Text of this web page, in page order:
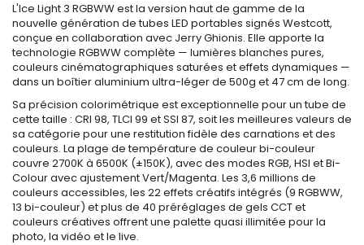
L'Ice Light 3 RGBWW est la version haut de gamme de la
nouvelle génération de tubes LED portables signés Westcott,
conçue en collaboration avec Jerry Ghionis. Elle apporte la
technologie RGBWW complète — lumières blanches pures,
couleurs cinématographiques saturées et effets dynamiques —
dans un boîtier aluminium ultra-léger de 500g et 47 cm de long.
Sa précision colorimétrique est exceptionnelle pour un tube de
cette taille : CRI 98, TLCI 99 et SSI 87, soit les meilleures valeurs de
sa catégorie pour une restitution fidèle des carnations et des
couleurs. La plage de température de couleur bi-couleur
couvre 2700K à 6500K (±150K), avec des modes RGB, HSI et Bi-
Colour avec ajustement Vert/Magenta. Les 3,6 millions de
couleurs accessibles, les 22 effets créatifs intégrés (9 RGBWW,
13 bi-couleur) et plus de 40 préréglages de gels CCT et
couleurs créatives offrent une palette quasi illimitée pour la
photo, la vidéo et le live.